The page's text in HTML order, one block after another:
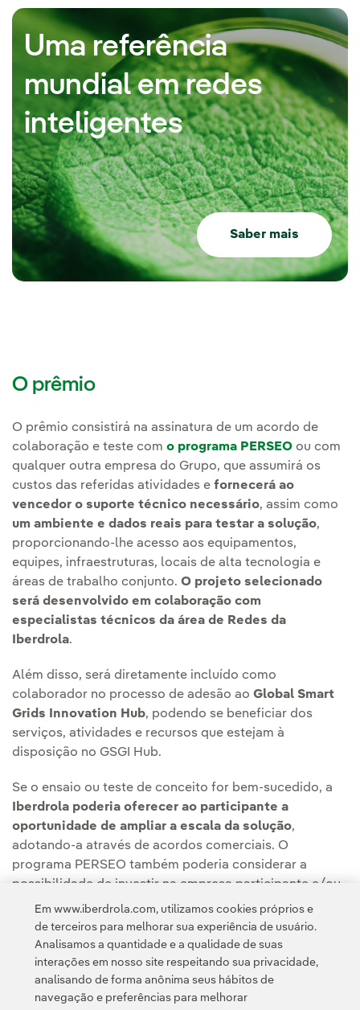
Uma referência
mundial em redes
inteligentes
Saber mais
O prêmio
O prêmio consistirá na assinatura de um acordo de
colaboração e teste com o programa PERSEO ou com
qualquer outra empresa do Grupo, que assumirá os
custos das referidas atividades e fornecerá ao
vencedor o suporte técnico necessário, assim como
um ambiente e dados reais para testar a solução,
proporcionando-lhe acesso aos equipamentos,
equipes, infraestruturas, locais de alta tecnologia e
áreas de trabalho conjunto. O projeto selecionado
será desenvolvido em colaboração com
especialistas técnicos da área de Redes da
Iberdrola.
Além disso, será diretamente incluído como
colaborador no processo de adesão ao Global Smart
Grids Innovation Hub, podendo se beneficiar dos
serviços, atividades e recursos que estejam à
disposição no GSGI Hub.
Se o ensaio ou teste de conceito for bem-sucedido, a
Iberdrola poderia oferecer ao participante a
oportunidade de ampliar a escala da solução,
adotando-a através de acordos comerciais. O
programa PERSEO também poderia considerar a
possibilidade de investir na empresa participante e/ou
na solução vencedora do desafio.
Em www.iberdrola.com, utilizamos cookies próprios e
de terceiros para melhorar sua experiência de usuário.
Analisamos a quantidade e a qualidade de suas
interações em nosso site respeitando sua privacidade,
analisando de forma anônima seus hábitos de
navegação e preferências para melhorar